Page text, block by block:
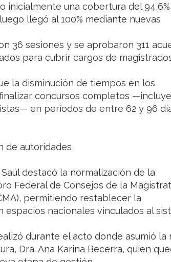
inicialmente una cobertura del
llegó al 100% mediante nuevas
36 sesiones y se aprobaron 311
para cubrir cargos de
la disminución de tiempos en los
concursos completos
en períodos de entre 62 y 96
de autoridades
destacó la normalización de la
Federal de Consejos de la
permitiendo restablecer la
espacios nacionales vinculados al
durante el acto donde asumió la
Dra. Ana Karina Becerra, quien